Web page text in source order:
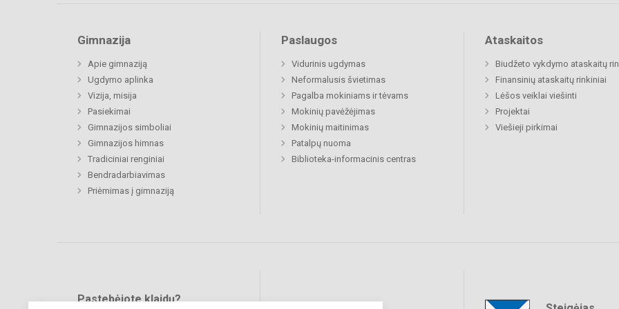
Gimnazija
Apie gimnaziją
Ugdymo aplinka
Vizija, misija
Pasiekimai
Gimnazijos simboliai
Gimnazijos himnas
Tradiciniai renginiai
Bendradarbiavimas
Priėmimas į gimnaziją
Paslaugos
Vidurinis ugdymas
Neformalusis švietimas
Pagalba mokiniams ir tėvams
Mokinių pavėžėjimas
Mokinių maitinimas
Patalpų nuoma
Biblioteka-informacinis centras
Ataskaitos
Biudžeto vykdymo ataskaitų
Finansinių ataskaitų rinkiniai
Lėšos veiklai viešinti
Projektai
Viešieji pirkimai
Pastebėjote klaidų?